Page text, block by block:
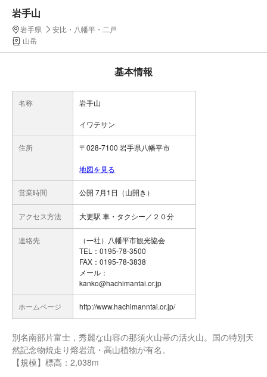
岩手山
岩手県
安比・八幡平・二戸
山岳
基本情報
名称 岩手山
イワテサン
住所 〒028-7100 岩手県八幡平市
地図を見る
営業時間 公開 7月1日（山開き）
アクセス方法 大更駅 車・タクシー／２０分
連絡先
（一社）八幡平市観光協会
TEL：0195-78-3500
FAX：0195-78-3838
メール：
kanko@hachimantai.or.jp
ホームページ http://www.hachimanntai.or.jp/
別名南部片富士，秀麗な山容の那須火山帯の活火山。国の特別天
然記念物焼走り熔岩流・高山植物が有名。
【規模】標高：2,038m